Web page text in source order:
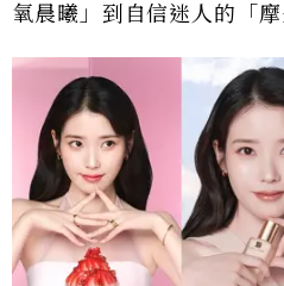
氧晨曦」到自信迷人的「摩